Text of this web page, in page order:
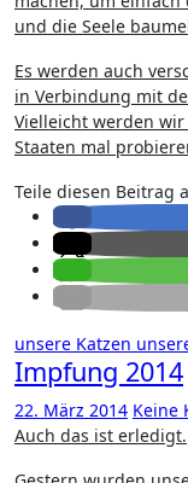
und die Seele
Es werden auch
in Verbindung mit
Vielleicht werden
Staaten mal
Teile diesen Beitrag
unsere Katzen
Impfung 2014
22. März 2014 Keine
Auch das ist erledigt.